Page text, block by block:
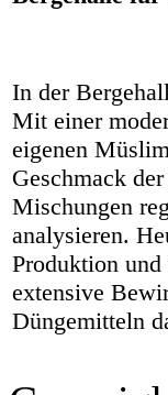
In der
Mit einer
eigenen
Geschmack
Mischungen
analysieren.
Produktion
extensive
Düngemitteln